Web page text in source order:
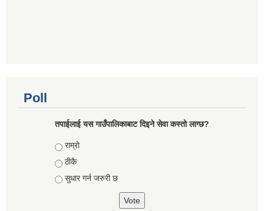
Poll
तपाईलाई यस गाउँपालिकाबाट दिइने सेवा कस्तो लाग्छ?
Choices
राम्राे
ठीकै
सुधार गर्न जरुरी छ